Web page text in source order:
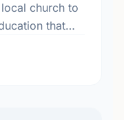
church to
that